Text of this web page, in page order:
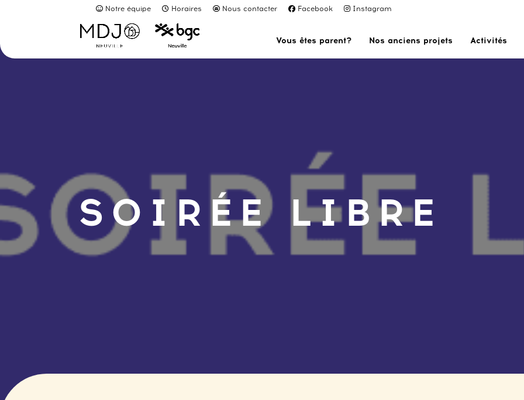
Notre équipe Horaires Nous contacter Facebook Instagram
Vous êtes parent? Nos anciens projets Activités
SOIRÉE LIBRE